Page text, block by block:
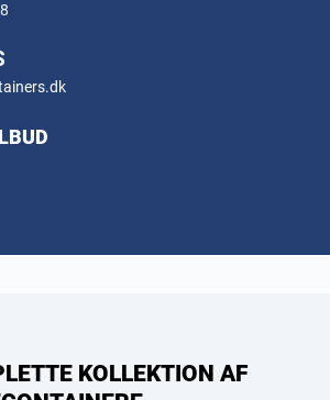
KOLLEKTION AF